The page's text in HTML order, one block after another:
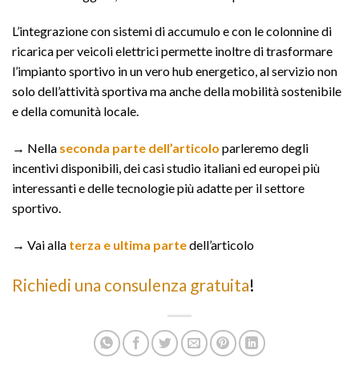
L’integrazione con sistemi di accumulo e con le colonnine di
ricarica per veicoli elettrici permette inoltre di trasformare
l’impianto sportivo in un vero hub energetico, al servizio non
solo dell’attività sportiva ma anche della mobilità sostenibile
e della comunità locale.
→ Nella seconda parte dell’articolo parleremo degli
incentivi disponibili, dei casi studio italiani ed europei più
interessanti e delle tecnologie più adatte per il settore
sportivo.
→ Vai alla terza e ultima partedell’articolo
Richiedi una consulenza gratuita!